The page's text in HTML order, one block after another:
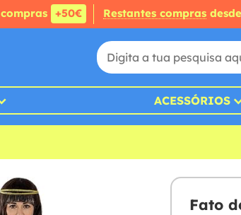
compras +50€ Restantes compras desde
ACESSÓRIOS
Fato